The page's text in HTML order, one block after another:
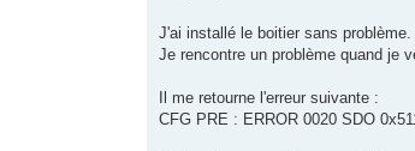
J'ai installé le boitier sans
Je rencontre un problème quand je
Il me retourne l'erreur suivante :
CFG PRE : ERROR 0020 SDO